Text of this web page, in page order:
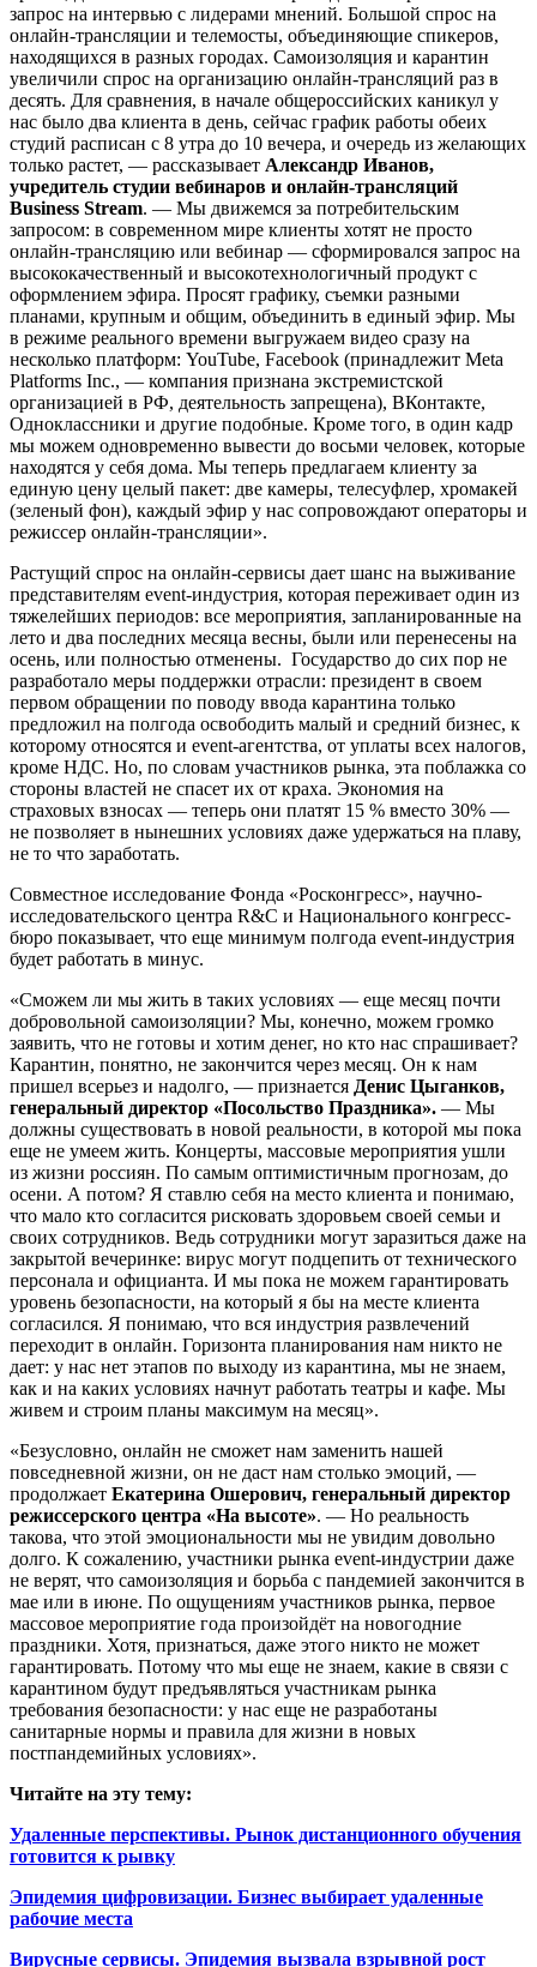
запрос на интервью с лидерами мнений. Большой спрос на
онлайн-трансляции и телемосты, объединяющие спикеров,
находящихся в разных городах. Самоизоляция и карантин
увеличили спрос на организацию онлайн-трансляций раз в
десять. Для сравнения, в начале общероссийских каникул у
нас было два клиента в день, сейчас график работы обеих
студий расписан с 8 утра до 10 вечера, и очередь из желающих
только растет, — рассказывает Александр Иванов,
учредитель студии вебинаров и онлайн-трансляций
Business Stream. — Мы движемся за потребительским
запросом: в современном мире клиенты хотят не просто
онлайн-трансляцию или вебинар — сформировался запрос на
высококачественный и высокотехнологичный продукт с
оформлением эфира. Просят графику, съемки разными
планами, крупным и общим, объединить в единый эфир. Мы
в режиме реального времени выгружаем видео сразу на
несколько платформ: YouTube, Facebook (принадлежит Meta
Platforms Inc., — компания признана экстремистской
организацией в РФ, деятельность запрещена), ВКонтакте,
Одноклассники и другие подобные. Кроме того, в один кадр
мы можем одновременно вывести до восьми человек, которые
находятся у себя дома. Мы теперь предлагаем клиенту за
единую цену целый пакет: две камеры, телесуфлер, хромакей
(зеленый фон), каждый эфир у нас сопровождают операторы и
режиссер онлайн-трансляции».
Растущий спрос на онлайн-сервисы дает шанс на выживание
представителям event-индустрия, которая переживает один из
тяжелейших периодов: все мероприятия, запланированные на
лето и два последних месяца весны, были или перенесены на
осень, или полностью отменены. Государство до сих пор не
разработало меры поддержки отрасли: президент в своем
первом обращении по поводу ввода карантина только
предложил на полгода освободить малый и средний бизнес, к
которому относятся и event-агентства, от уплаты всех налогов,
кроме НДС. Но, по словам участников рынка, эта поблажка со
стороны властей не спасет их от краха. Экономия на
страховых взносах — теперь они платят 15 % вместо 30% —
не позволяет в нынешних условиях даже удержаться на плаву,
не то что заработать.
Совместное исследование Фонда «Росконгресс», научно-
исследовательского центра R&C и Национального конгресс-
бюро показывает, что еще минимум полгода event-индустрия
будет работать в минус.
«Сможем ли мы жить в таких условиях — еще месяц почти
добровольной самоизоляции? Мы, конечно, можем громко
заявить, что не готовы и хотим денег, но кто нас спрашивает?
Карантин, понятно, не закончится через месяц. Он к нам
пришел всерьез и надолго, — признается Денис Цыганков,
генеральный директор «Посольство Праздника». — Мы
должны существовать в новой реальности, в которой мы пока
еще не умеем жить. Концерты, массовые мероприятия ушли
из жизни россиян. По самым оптимистичным прогнозам, до
осени. А потом? Я ставлю себя на место клиента и понимаю,
что мало кто согласится рисковать здоровьем своей семьи и
своих сотрудников. Ведь сотрудники могут заразиться даже на
закрытой вечеринке: вирус могут подцепить от технического
персонала и официанта. И мы пока не можем гарантировать
уровень безопасности, на который я бы на месте клиента
согласился. Я понимаю, что вся индустрия развлечений
переходит в онлайн. Горизонта планирования нам никто не
дает: у нас нет этапов по выходу из карантина, мы не знаем,
как и на каких условиях начнут работать театры и кафе. Мы
живем и строим планы максимум на месяц».
«Безусловно, онлайн не сможет нам заменить нашей
повседневной жизни, он не даст нам столько эмоций, —
продолжает Екатерина Ошерович, генеральный директор
режиссерского центра «На высоте». — Но реальность
такова, что этой эмоциональности мы не увидим довольно
долго. К сожалению, участники рынка еvent-индустрии даже
не верят, что самоизоляция и борьба с пандемией закончится в
мае или в июне. По ощущениям участников рынка, первое
массовое мероприятие года произойдёт на новогодние
праздники. Хотя, признаться, даже этого никто не может
гарантировать. Потому что мы еще не знаем, какие в связи с
карантином будут предъявляться участникам рынка
требования безопасности: у нас еще не разработаны
санитарные нормы и правила для жизни в новых
постпандемийных условиях».
Читайте на эту тему:
Удаленные перспективы. Рынок дистанционного обучения
готовится к рывку​
Эпидемия цифровизации. Бизнес выбирает удаленные
рабочие места
Вирусные сервисы. Эпидемия вызвала взрывной рост